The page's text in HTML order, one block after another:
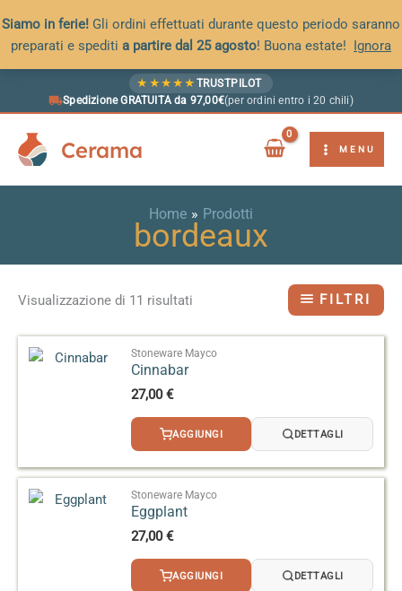
Siamo in ferie! Gli ordini effettuati durante questo periodo saranno
preparati e spediti a partire dal 25 agosto! Buona estate! Ignora
★ ★ ★ ★ ★ TRUSTPILOT
Spedizione GRATUITA da 97,00€(per ordini entro i 20 chili)
Cerama MENU
Home Prodotti
bordeaux
Visualizzazione di 11 risultati FILTRI
Stoneware Mayco
Cinnabar
27,00€
AGGIUNGI DETTAGLI
Stoneware Mayco
Eggplant
27,00€
AGGIUNGI DETTAGLI